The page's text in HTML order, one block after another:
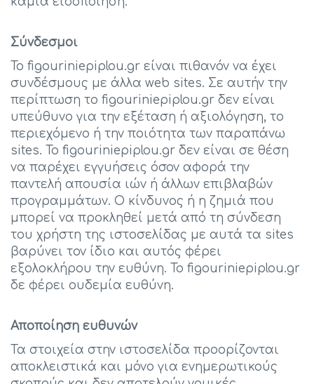
Σύνδεσμοι
Το figouriniepiplou.gr είναι πιθανόν να έχει
συνδέσμους με άλλα web sites. Σε αυτήν την
περίπτωση το figouriniepiplou.gr δεν είναι
υπεύθυνο για την εξέταση ή αξιολόγηση, το
περιεχόμενο ή την ποιότητα των παραπάνω
sites. Το figouriniepiplou.gr δεν είναι σε θέση
να παρέχει εγγυήσεις όσον αφορά την
παντελή απουσία ιών ή άλλων επιβλαβών
προγραμμάτων. Ο κίνδυνος ή η ζημιά που
μπορεί να προκληθεί μετά από τη σύνδεση
του χρήστη της ιστοσελίδας με αυτά τα sites
βαρύνει τον ίδιο και αυτός φέρει
εξολοκλήρου την ευθύνη. Το figouriniepiplou.gr
δε φέρει ουδεμία ευθύνη.
Αποποίηση ευθυνών
Τα στοιχεία στην ιστοσελίδα προορίζονται
αποκλειστικά και μόνο για ενημερωτικούς